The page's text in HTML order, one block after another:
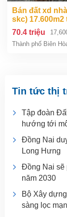
bán đất xd nhà xưởng (
skc)
biên hòa đồng
tỷ
70.4 triệu
Thành phố Biên
Tin tức thị
Tập đoàn
hướng tới
Đồng Nai
Long Hưng
Đồng Nai sẽ
năm 2030
Bộ Xây
sàng lọc